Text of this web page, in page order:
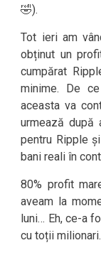
🤣).
Tot ieri am
obținut un
cumpărat
minime. De
aceasta va
urmează după
pentru Ripple
bani reali în
80% profit
aveam la
luni… Eh, ce-a
cu toții milionari.